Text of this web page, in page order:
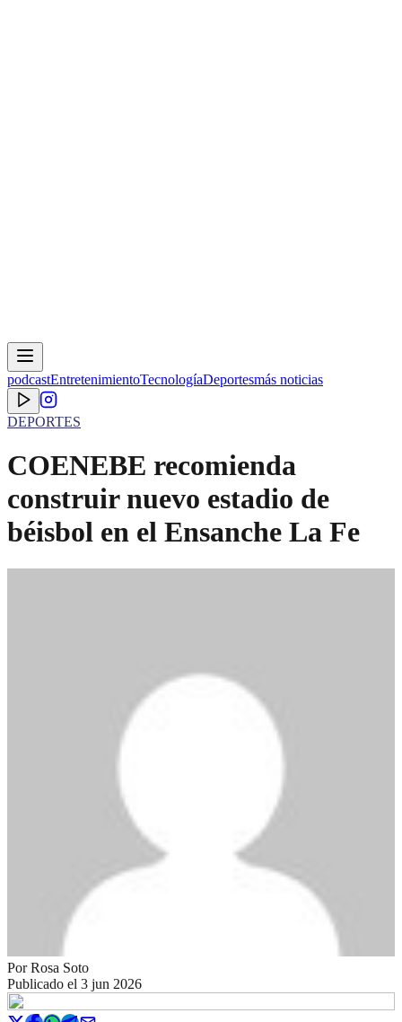
podcastEntretenimientoTecnologíaDeportesmás noticias
DEPORTES
COENEBE recomienda
construir nuevo estadio de
béisbol en el Ensanche La Fe
PorRosa Soto
Publicado el 3 jun 2026